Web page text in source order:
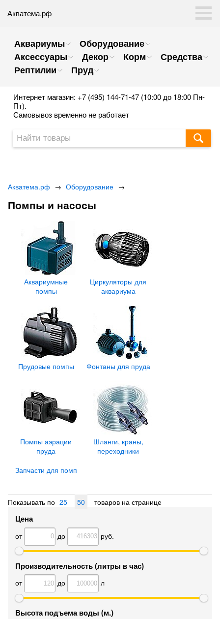
Акватема.рф
Аквариумы
Оборудование
Аксессуары
Декор Корм
Средства
Рептилии
Пруд
Интернет магазин: +7 (495) 144-71-47 (10:00 до 18:00 Пн-
Пт).
Самовывоз временно не работает
Акватема.рф → Оборудование →
Помпы и насосы
Аквариумные
помпы
Циркуляторы для
аквариума
Прудовые помпы Фонтаны для пруда
Помпы аэрации
пруда
Шланги, краны,
переходники
Запчасти для помп
Показывать по 25 50 товаров на странице
Цена
от до руб.
Производительность (литры в час)
от до л
Высота подъема воды (м.)